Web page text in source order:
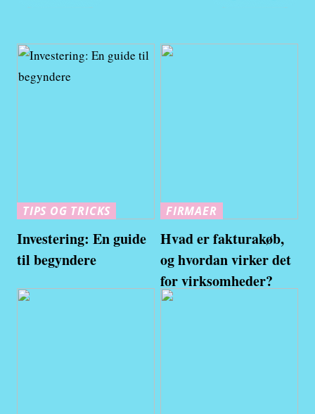
TIPS OG TRICKS
Investering: En guide
til begyndere
FIRMAER
Hvad er fakturakøb,
og hvordan virker det
for virksomheder?